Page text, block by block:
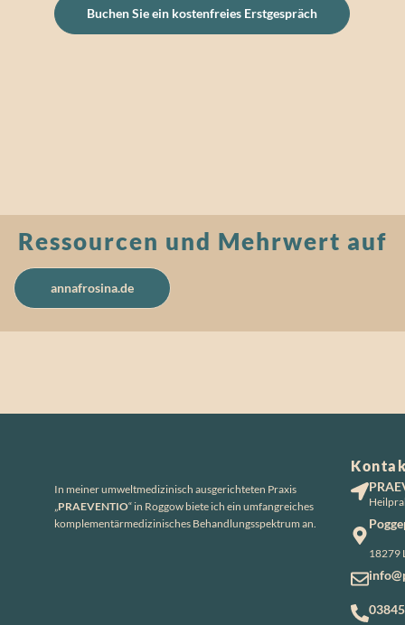
Buchen Sie ein kostenfreies Erstgespräch
Ressourcen und Mehrwert auf
annafrosina.de
In meiner umweltmedizinisch ausgerichteten Praxis
„PRAEVENTIO“ in Roggow biete ich ein umfangreiches
komplementärmedizinisches Behandlungsspektrum an.
18279